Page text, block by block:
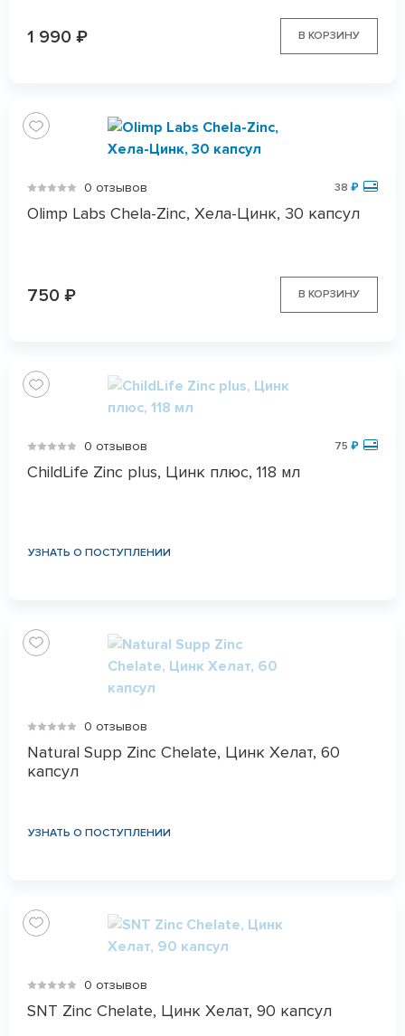
1 990 ₽ В КОРЗИНУ
0 отзывов 38 ₽
Olimp Labs Chela-Zinc, Хела-Цинк, 30 капсул
750 ₽ В КОРЗИНУ
0 отзывов 75 ₽
ChildLife Zinc plus, Цинк плюс, 118 мл
УЗНАТЬ О ПОСТУПЛЕНИИ
0 отзывов
Natural Supp Zinc Chelate, Цинк Хелат, 60
капсул
УЗНАТЬ О ПОСТУПЛЕНИИ
0 отзывов
SNT Zinc Chelate, Цинк Хелат, 90 капсул